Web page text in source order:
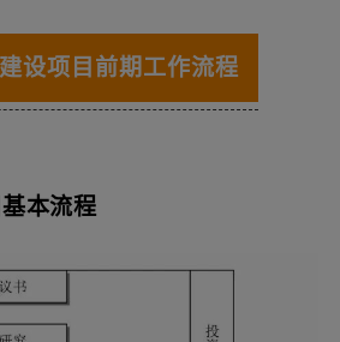
设项目前期工作流程
本流程